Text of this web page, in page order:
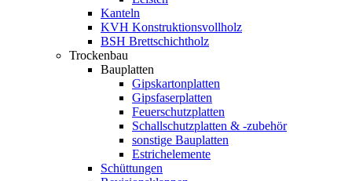
Kanteln
KVH Konstruktionsvollholz
BSH Brettschichtholz
Trockenbau
Bauplatten
Gipskartonplatten
Gipsfaserplatten
Feuerschutzplatten
Schallschutzplatten & -zubehör
sonstige Bauplatten
Estrichelemente
Schüttungen